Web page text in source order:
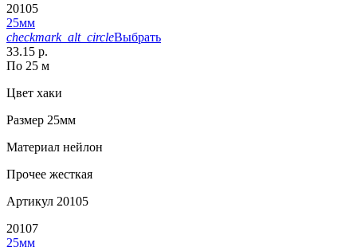
20105
25мм
checkmark_alt_circleВыбрать
33.15 р.
По 25 м
Цвет хаки
Размер 25мм
Материал нейлон
Прочее жесткая
Артикул 20105
20107
25мм